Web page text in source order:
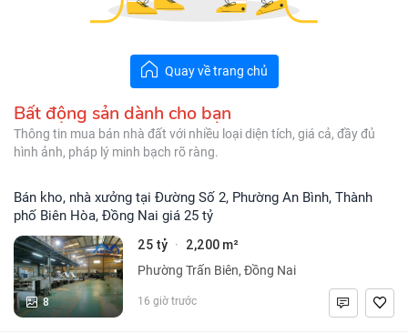
Quay về trang chủ
Bất động sản dành cho bạn
Thông tin mua bán nhà đất với nhiều loại diện tích, giá cả, đầy đủ
hình ảnh, pháp lý minh bạch rõ ràng.
Bán kho, nhà xưởng tại Đường Số 2, Phường An Bình, Thành
phố Biên Hòa, Đồng Nai giá 25 tỷ
8
25 tỷ · 2,200 m²
Phường Trấn Biên, Đồng Nai
16 giờ trước